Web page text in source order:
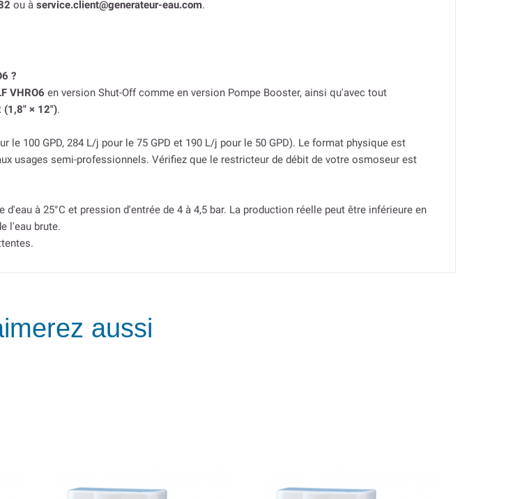
ou à service.client@generateur-eau.com.
?
VHRO6 en version Shut-Off comme en version Pompe Booster, ainsi qu'avec tout
× 12″).
100 GPD, 284 L/j pour le 75 GPD et 190 L/j pour le 50 GPD). Le format physique est
usages semi-professionnels. Vérifiez que le restricteur de débit de votre osmoseur est
à 25°C et pression d'entrée de 4 à 4,5 bar. La production réelle peut être inférieure en
l'eau brute.
aussi